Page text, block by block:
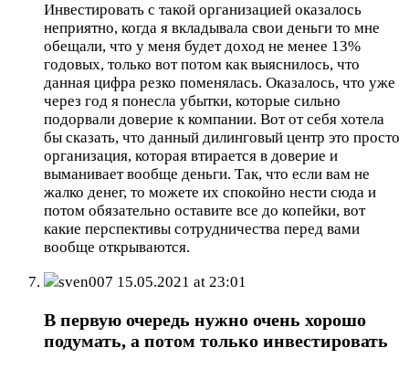
Инвестировать с такой организацией оказалось
неприятно, когда я вкладывала свои деньги то мне
обещали, что у меня будет доход не менее 13%
годовых, только вот потом как выяснилось, что
данная цифра резко поменялась. Оказалось, что уже
через год я понесла убытки, которые сильно
подорвали доверие к компании. Вот от себя хотела
бы сказать, что данный дилинговый центр это просто
организация, которая втирается в доверие и
выманивает вообще деньги. Так, что если вам не
жалко денег, то можете их спокойно нести сюда и
потом обязательно оставите все до копейки, вот
какие перспективы сотрудничества перед вами
вообще открываются.
sven007 15.05.2021 at 23:01
В первую очередь нужно очень хорошо
подумать, а потом только инвестировать